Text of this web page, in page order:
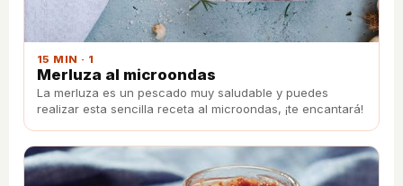
15 MIN · 1
Merluza al microondas
La merluza es un pescado muy saludable y puedes
realizar esta sencilla receta al microondas, ¡te encantará!